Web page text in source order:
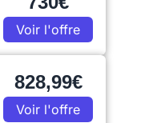
Voir l'offre
828,99€
Voir l'offre